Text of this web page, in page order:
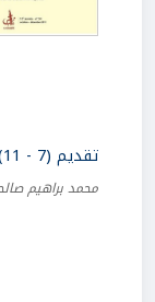
تقديم (7 - 11)
محمد براهيم